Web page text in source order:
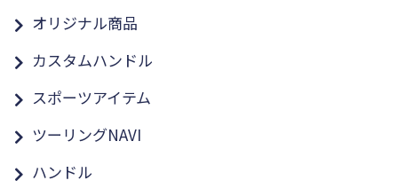
オリジナル商品
カスタムハンドル
スポーツアイテム
ツーリングNAVI
ハンドル